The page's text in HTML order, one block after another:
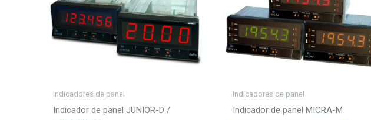
Indicadores de panel
Indicador de panel JUNIOR-D /
múltiples
variantes.
Las
opciones
se
en
Indicadores de panel
Indicador de panel MICRA-M
Las
se